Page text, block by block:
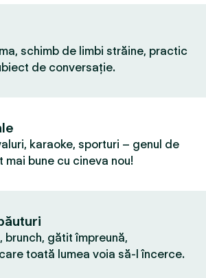
schimb de limbi străine, practic
de conversație.
karaoke, sporturi – genul de
mai bune cu cineva nou!
brunch, gătit împreună,
toată lumea voia să-l încerce.